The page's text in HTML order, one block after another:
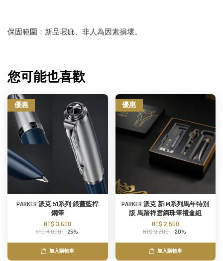
保固範圍：新品瑕疵、非人為因素損壞。
您可能也喜歡
優惠
PARKER 派克 51系列 銀蓋藍桿
鋼筆
NT$ 3,600
NT$ 4,800 -25%
加入購物車
優惠
PARKER 派克 新IM系列馬年特別
版 馬踏祥雲鋼珠筆禮盒組
NT$ 2,560
NT$ 3,200 -20%
加入購物車